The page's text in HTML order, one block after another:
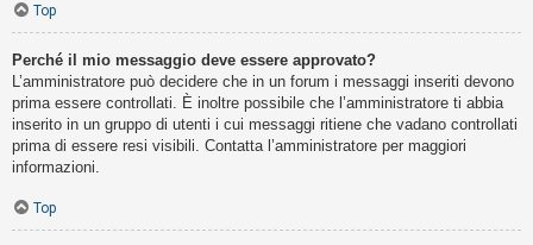
Top
Perché il mio messaggio deve essere approvato?
L’amministratore può decidere che in un forum i messaggi inseriti devono
prima essere controllati. È inoltre possibile che l’amministratore ti abbia
inserito in un gruppo di utenti i cui messaggi ritiene che vadano controllati
prima di essere resi visibili. Contatta l’amministratore per maggiori
informazioni.
Top